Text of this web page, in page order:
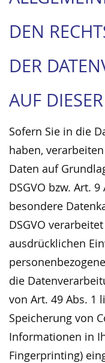
DEN
DER
AUF
Sofern Sie in die
haben,
Daten auf
DSGVO bzw. Art.
besondere
DSGVO
ausdrücklichen
die
von Art. 49 Abs. 1
Speicherung von
Informationen in
Fingerprinting)